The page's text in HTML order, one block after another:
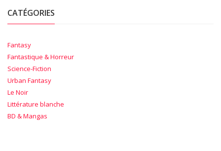
CATÉGORIES
Fantasy
Fantastique & Horreur
Science-Fiction
Urban Fantasy
Le Noir
Littérature blanche
BD & Mangas